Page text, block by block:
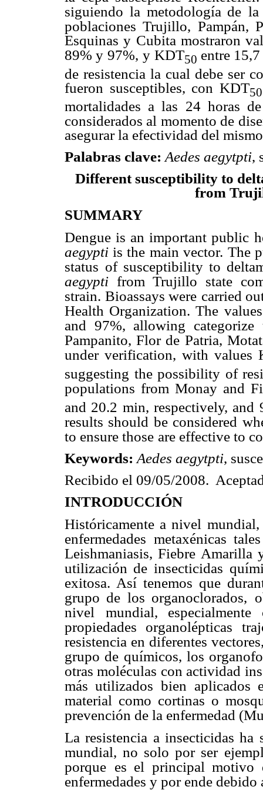
siguiendo la metodología de la
poblaciones Trujillo, Pampán,
Esquinas y Cubita mostraron
89% y 97%, y KDT50 entre
de resistencia la cual debe ser
fueron susceptibles, con KDT50
mortalidades a las 24 horas
considerados al momento de
asegurar la efectividad del
Palabras clave: Aedes aegytpti,
Different susceptibility to
from
SUMMARY
Dengue is an important public
aegypti is the main vector. The
status of susceptibility to
aegypti from Trujillo state
strain. Bioassays were carried
Health Organization. The
and 97%, allowing categorize
Pampanito, Flor de Patria,
under verification, with values
suggesting the possibility of
populations from Monay and
and 20.2 min, respectively,
results should be considered
to ensure those are effective to
Keywords: Aedes aegytpti,
Recibido el 09/05/2008.
INTRODUCCIÓN
Históricamente a nivel
enfermedades metaxénicas
Leishmaniasis, Fiebre Amarilla
utilización de insecticidas
exitosa. Así tenemos que
grupo de los organoclorados,
nivel
mundial,
propiedades organolépticas
resistencia en diferentes
grupo de químicos, los
otras moléculas con actividad
más utilizados bien aplicados
material como cortinas o
prevención de la enfermedad
La resistencia a insecticidas ha
mundial, no solo por ser
porque es el principal motivo
enfermedades y por ende debido